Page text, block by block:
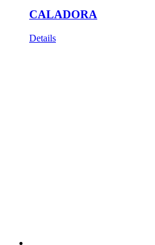
CALADORA
Details